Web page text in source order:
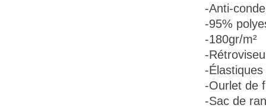
-Anti-
-95%
-180gr/m²
-
-
-Ourlet de
-Sac de